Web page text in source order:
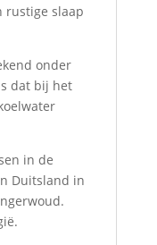
rustige slaap
onder
dat bij het
in de
Duitsland in